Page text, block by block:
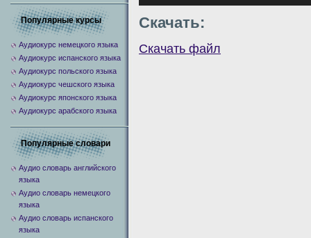
Скачать:
Скачать файл
Популярные курсы
Аудиокурс немецкого языка
Аудиокурс испанского языка
Аудиокурс польского языка
Аудиокурс чешского языка
Аудиокурс японского языка
Аудиокурс арабского языка
Популярные словари
Аудио словарь английского
языка
Аудио словарь немецкого
языка
Аудио словарь испанского
языка